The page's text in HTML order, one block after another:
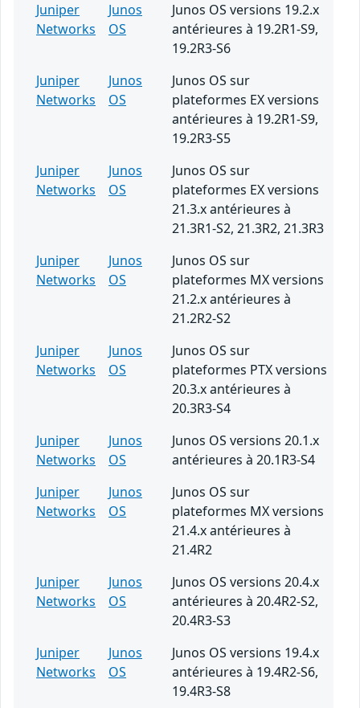
Juniper
Networks
Junos
OS
Junos OS versions 19.2.x
antérieures à 19.2R1-S9,
19.2R3-S6
Juniper
Networks
Junos
OS
Junos OS sur
plateformes EX versions
antérieures à 19.2R1-S9,
19.2R3-S5
Juniper
Networks
Junos
OS
Junos OS sur
plateformes EX versions
21.3.x antérieures à
21.3R1-S2, 21.3R2, 21.3R3
Juniper
Networks
Junos
OS
Junos OS sur
plateformes MX versions
21.2.x antérieures à
21.2R2-S2
Juniper
Networks
Junos
OS
Junos OS sur
plateformes PTX versions
20.3.x antérieures à
20.3R3-S4
Juniper
Networks
Junos
OS
Junos OS versions 20.1.x
antérieures à 20.1R3-S4
Juniper
Networks
Junos
OS
Junos OS sur
plateformes MX versions
21.4.x antérieures à
21.4R2
Juniper
Networks
Junos
OS
Junos OS versions 20.4.x
antérieures à 20.4R2-S2,
20.4R3-S3
Juniper
Networks
Junos
OS
Junos OS versions 19.4.x
antérieures à 19.4R2-S6,
19.4R3-S8